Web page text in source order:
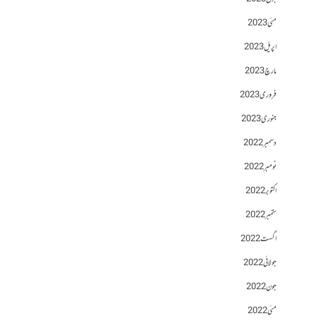
مئی 2023
اپریل 2023
مارچ 2023
فروری 2023
جنوری 2023
دسمبر 2022
نومبر 2022
اکتوبر 2022
ستمبر 2022
اگست 2022
جولائی 2022
جون 2022
مئی 2022